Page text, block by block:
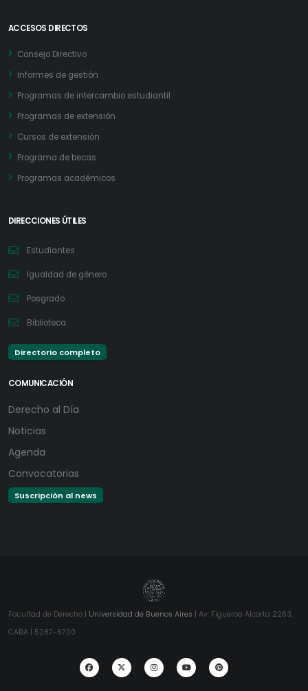
ACCESOS DIRECTOS
Consejo Directivo
Informes de gestión
Programas de intercambio estudiantil
Programas de extensión
Cursos de extensión
Programa de becas
Programas académicos
DIRECCIONES ÚTILES
Estudiantes
Igualdad de género
Posgrado
Biblioteca
Directorio completo
COMUNICACIÓN
Derecho al Día
Noticias
Agenda
Convocatorias
Suscripción al news
Facultad de Derecho | Universidad de Buenos Aires | Av. Figueroa Alcorta 2263,
CABA | 5287-6700